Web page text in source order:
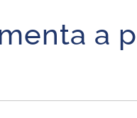
Advocacia-Geral da União
a